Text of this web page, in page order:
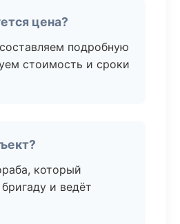
цена?
подробную
стоимость и сроки
который
и ведёт